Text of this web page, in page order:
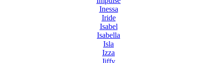
Inessa
Iride
Isabel
Isabella
Isla
Izza
Jiffy